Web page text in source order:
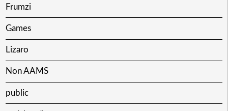
Frumzi
Games
Lizaro
Non AAMS
public